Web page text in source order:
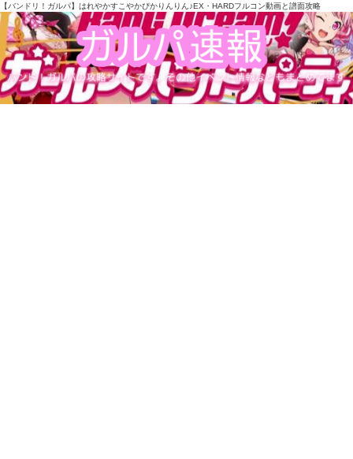
【バンドリ！ガルパ】はれやかすこやかぴかりんりん♪EX・HARDフルコン動画と譜面攻略